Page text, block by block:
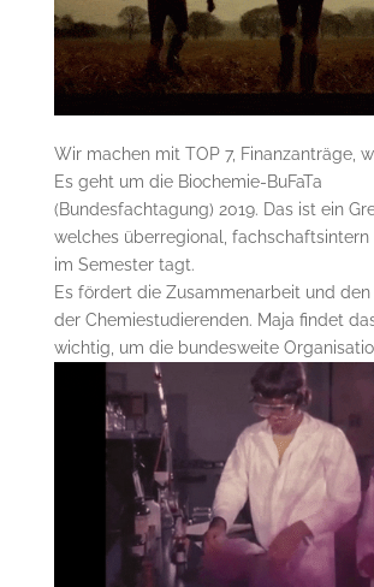
Wir machen mit TOP 7, Finanzanträge,
Es geht um die Biochemie-BuFaTa
(Bundesfachtagung) 2019. Das ist ein
welches überregional, fachschaftsintern
im Semester tagt.
Es fördert die Zusammenarbeit und den
der Chemiestudierenden. Maja findet
wichtig, um die bundesweite